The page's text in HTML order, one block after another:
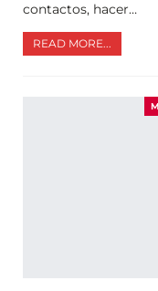
contactos, hacer…
READ MORE...